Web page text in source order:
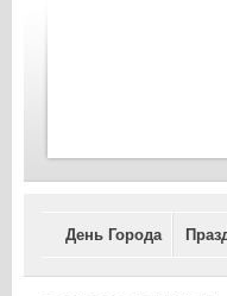
День Города